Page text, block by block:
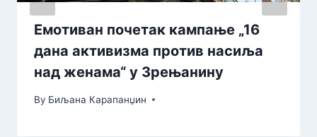
Емотиван почетак кампање „16
дана активизма против насиља
над женама“ у Зрењанину
By Биљана Карапанџин